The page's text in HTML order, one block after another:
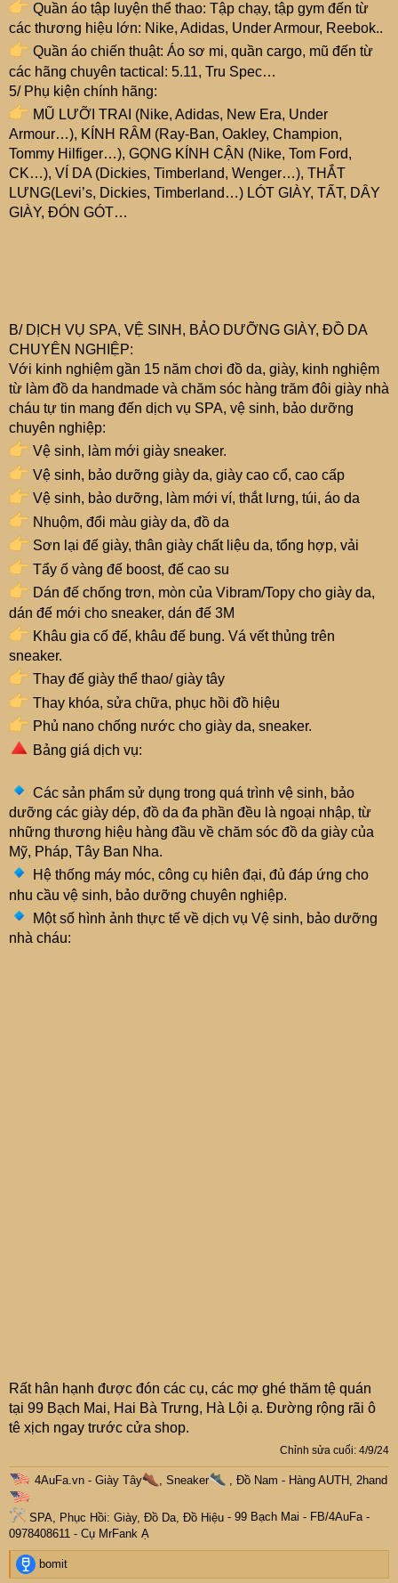
Quần áo tập luyện thể thao: Tập chạy, tập gym đến từ
các thương hiệu lớn: Nike, Adidas, Under Armour, Reebok..
Quần áo chiến thuật: Áo sơ mi, quần cargo, mũ đến từ
các hãng chuyên tactical: 5.11, Tru Spec…
5/ Phụ kiện chính hãng:
MŨ LƯỠI TRAI (Nike, Adidas, New Era, Under
Armour…), KÍNH RÂM (Ray-Ban, Oakley, Champion,
Tommy Hilfiger…), GỌNG KÍNH CẬN (Nike, Tom Ford,
CK…), VÍ DA (Dickies, Timberland, Wenger…), THẮT
LƯNG(Levi’s, Dickies, Timberland…) LÓT GIÀY, TẤT, DÂY
GIÀY, ĐÓN GÓT…
B/ DỊCH VỤ SPA, VỆ SINH, BẢO DƯỠNG GIÀY, ĐỒ DA
CHUYÊN NGHIỆP:
Với kinh nghiệm gần 15 năm chơi đồ da, giày, kinh nghiệm
từ làm đồ da handmade và chăm sóc hàng trăm đôi giày nhà
cháu tự tin mang đến dịch vụ SPA, vệ sinh, bảo dưỡng
chuyên nghiệp:
Vệ sinh, làm mới giày sneaker.
Vệ sinh, bảo dưỡng giày da, giày cao cổ, cao cấp
Vệ sinh, bảo dưỡng, làm mới ví, thắt lưng, túi, áo da
Nhuộm, đổi màu giày da, đồ da
Sơn lại đế giày, thân giày chất liệu da, tổng hợp, vải
Tẩy ố vàng đế boost, đế cao su
Dán đế chống trơn, mòn của Vibram/Topy cho giày da,
dán đế mới cho sneaker, dán đế 3M
Khâu gia cố đế, khâu đế bung. Vá vết thủng trên
sneaker.
Thay đế giày thể thao/ giày tây
Thay khóa, sửa chữa, phục hồi đồ hiệu
Phủ nano chống nước cho giày da, sneaker.
Bảng giá dịch vụ:
Các sản phẩm sử dụng trong quá trình vệ sinh, bảo
dưỡng các giày dép, đồ da đa phần đều là ngoại nhập, từ
những thương hiệu hàng đầu về chăm sóc đồ da giày của
Mỹ, Pháp, Tây Ban Nha.
Hệ thống máy móc, công cụ hiên đại, đủ đáp ứng cho
nhu cầu vệ sinh, bảo dưỡng chuyên nghiệp.
Một số hình ảnh thực tế về dịch vụ Vệ sinh, bảo dưỡng
nhà cháu:
Rất hân hạnh được đón các cụ, các mợ ghé thăm tệ quán
tại 99 Bạch Mai, Hai Bà Trưng, Hà Lội ạ. Đường rộng rãi ô
tê xịch ngay trước cửa shop.
Chỉnh sửa cuối: 4/9/24
4AuFa.vn - Giày Tây , Sneaker , Đồ Nam - Hàng AUTH, 2hand
SPA, Phục Hồi: Giày, Đồ Da, Đồ Hiệu - 99 Bạch Mai - FB/4AuFa-
0978408611 - Cụ MrFank Ạ
R
e
bomit